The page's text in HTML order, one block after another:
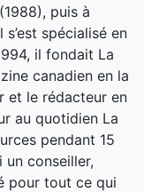
puis à
spécialisé en
il fondait La
canadien en la
et le rédacteur en
au quotidien La
pendant 15
un conseiller,
pour tout ce qui